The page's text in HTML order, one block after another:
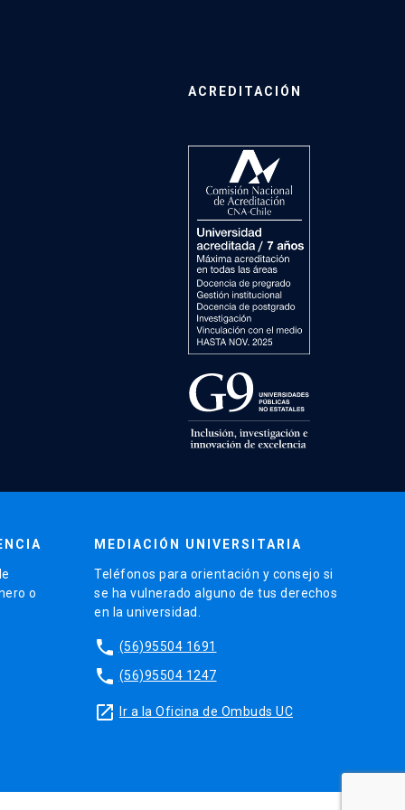
ACREDITACIÓN
o
MEDIACIÓN UNIVERSITARIA
Teléfonos para orientación y consejo si
se ha vulnerado alguno de tus derechos
en la universidad.
phone (56)95504 1691
phone (56)95504 1247
launch Ir a la Oficina de Ombuds UC